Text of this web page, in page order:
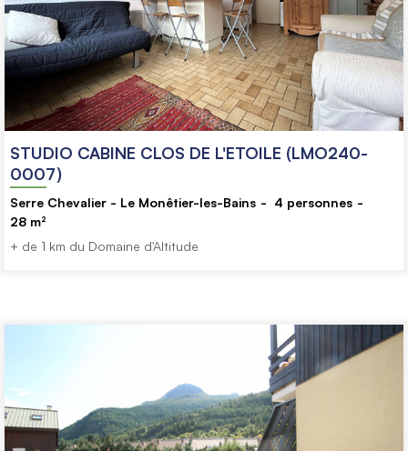
STUDIO CABINE CLOS DE L'ETOILE (LMO240-
0007)
Serre Chevalier - Le Monêtier-les-Bains 4 personnes
28 m²
+ de 1 km du Domaine d'Altitude